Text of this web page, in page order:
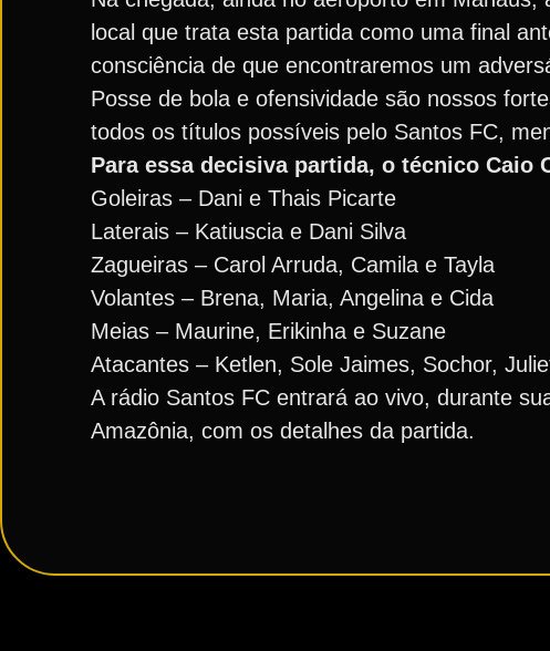
local que trata esta partida como uma final
consciência de que encontraremos um
Posse de bola e ofensividade são nossos
todos os títulos possíveis pelo Santos FC,
Para essa decisiva partida, o técnico Caio
Goleiras – Dani e Thais Picarte
Laterais – Katiuscia e Dani Silva
Zagueiras – Carol Arruda, Camila e Tayla
Volantes – Brena, Maria, Angelina e Cida
Meias – Maurine, Erikinha e Suzane
Atacantes – Ketlen, Sole Jaimes, Sochor,
A rádio Santos FC entrará ao vivo, durante
Amazônia, com os detalhes da partida.